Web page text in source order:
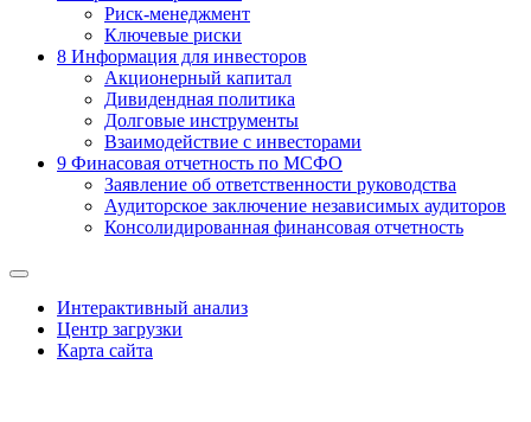
Риск-менеджмент
Ключевые риски
8 Информация для инвесторов
Акционерный капитал
Дивидендная политика
Долговые инструменты
Взаимодействие с инвеcторами
9 Финасовая отчетность по МСФО
Заявление об ответственности руководства
Аудиторское заключение независимых аудиторов
Консолидированная финансовая отчетность
Интерактивный анализ
Центр загрузки
Карта сайта